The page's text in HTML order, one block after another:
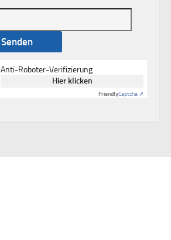
Anti-Roboter-Verifizierung
Hier klicken
FriendlyCaptcha ⇗